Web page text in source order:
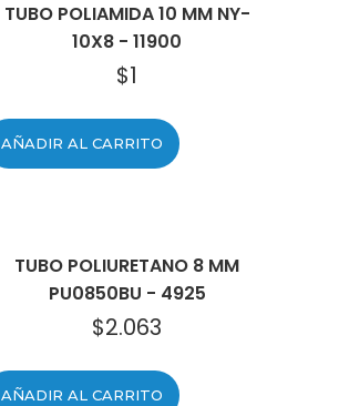
TUBO POLIAMIDA 10 MM NY-
10X8 - 11900
$1
AÑADIR AL CARRITO
TUBO POLIURETANO 8 MM
PU0850BU - 4925
$2.063
AÑADIR AL CARRITO